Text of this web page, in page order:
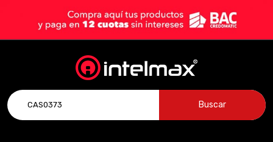
Buscar